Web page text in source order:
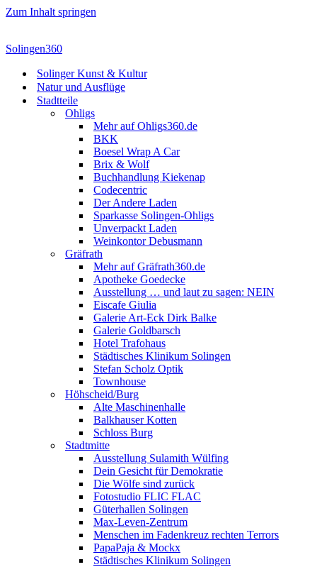
Zum Inhalt springen
Solingen360
Solinger Kunst & Kultur
Natur und Ausflüge
Stadtteile
Ohligs
Mehr auf Ohligs360.de
BKK
Boesel Wrap A Car
Brix & Wolf
Buchhandlung Kiekenap
Codecentric
Der Andere Laden
Sparkasse Solingen-Ohligs
Unverpackt Laden
Weinkontor Debusmann
Gräfrath
Mehr auf Gräfrath360.de
Apotheke Goedecke
Ausstellung … und laut zu sagen: NEIN
Eiscafe Giulia
Galerie Art-Eck Dirk Balke
Galerie Goldbarsch
Hotel Trafohaus
Städtisches Klinikum Solingen
Stefan Scholz Optik
Townhouse
Höhscheid/Burg
Alte Maschinenhalle
Balkhauser Kotten
Schloss Burg
Stadtmitte
Ausstellung Sulamith Wülfing
Dein Gesicht für Demokratie
Die Wölfe sind zurück
Fotostudio FLIC FLAC
Güterhallen Solingen
Max-Leven-Zentrum
Menschen im Fadenkreuz rechten Terrors
PapaPaja & Mockx
Städtisches Klinikum Solingen